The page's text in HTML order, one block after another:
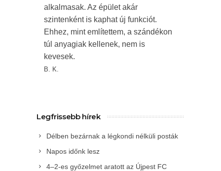
alkalmasak. Az épület akár
szintenként is kaphat új funkciót.
Ehhez, mint említettem, a szándékon
túl anyagiak kellenek, nem is
kevesek.
B. K.
Legfrissebb hírek
Délben bezárnak a légkondi nélküli posták
Napos időnk lesz
4–2-es győzelmet aratott az Újpest FC